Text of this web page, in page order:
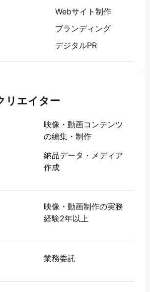
Webサイト制作
ブランディング
デジタルPR
リエイター
映像・動画コンテンツ
の編集・制作
納品データ・メディア
作成
映像・動画制作の実務
経験2年以上
業務委託